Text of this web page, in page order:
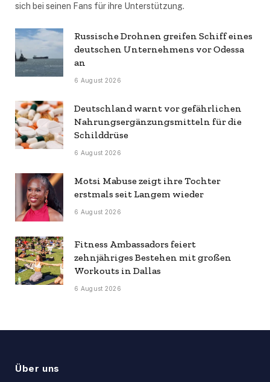
sich bei seinen Fans für ihre Unterstützung.
Russische Drohnen greifen Schiff eines
deutschen Unternehmens vor Odessa
an
6 August 2026
Deutschland warnt vor gefährlichen
Nahrungsergänzungsmitteln für die
Schilddrüse
6 August 2026
Motsi Mabuse zeigt ihre Tochter
erstmals seit Langem wieder
6 August 2026
Fitness Ambassadors feiert
zehnjähriges Bestehen mit großen
Workouts in Dallas
6 August 2026
Über uns